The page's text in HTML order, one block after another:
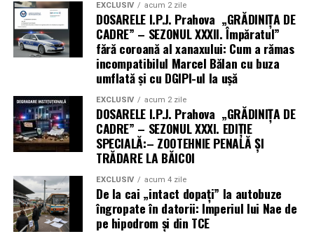
EXCLUSIV acum 2 zile
DOSARELE I.P.J. Prahova „GRĂDINIȚA DE
CADRE” – SEZONUL XXXII. Împăratul”
fără coroană al xanaxului: Cum a rămas
incompatibilul Marcel Bălan cu buza
umflată și cu DGIPI-ul la ușă
EXCLUSIV acum 2 zile
DOSARELE I.P.J. Prahova „GRĂDINIȚA DE
CADRE” – SEZONUL XXXI. EDIȚIE
SPECIALĂ:– ZOOTEHNIE PENALĂ ȘI
TRĂDARE LA BĂICOI
EXCLUSIV acum 4 zile
De la cai „intact dopați” la autobuze
îngropate în datorii: Imperiul lui Nae de
pe hipodrom și din TCE